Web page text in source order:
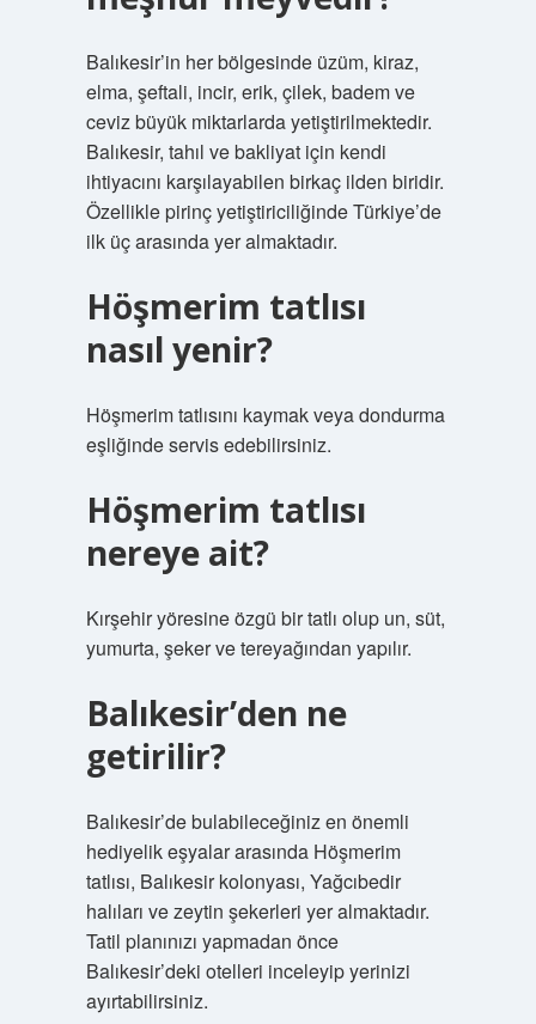
Balıkesir’in her bölgesinde üzüm, kiraz,
elma, şeftali, incir, erik, çilek, badem ve
ceviz büyük miktarlarda yetiştirilmektedir.
Balıkesir, tahıl ve bakliyat için kendi
ihtiyacını karşılayabilen birkaç ilden biridir.
Özellikle pirinç yetiştiriciliğinde Türkiye’de
ilk üç arasında yer almaktadır.
Höşmerim tatlısı
nasıl yenir?
Höşmerim tatlısını kaymak veya dondurma
eşliğinde servis edebilirsiniz.
Höşmerim tatlısı
nereye ait?
Kırşehir yöresine özgü bir tatlı olup un, süt,
yumurta, şeker ve tereyağından yapılır.
Balıkesir’den ne
getirilir?
Balıkesir’de bulabileceğiniz en önemli
hediyelik eşyalar arasında Höşmerim
tatlısı, Balıkesir kolonyası, Yağcıbedir
halıları ve zeytin şekerleri yer almaktadır.
Tatil planınızı yapmadan önce
Balıkesir’deki otelleri inceleyip yerinizi
ayırtabilirsiniz.